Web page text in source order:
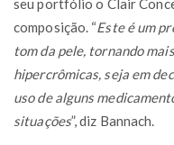
composição. “Este é um
tom da pele, tornando
hipercrômicas, seja em
uso de alguns
situações”, diz Bannach.